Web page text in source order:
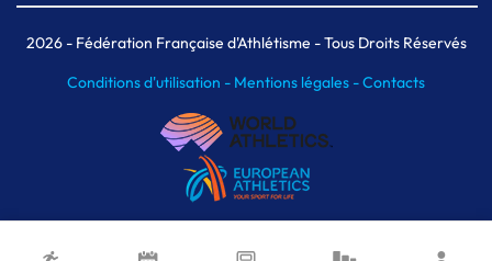
Meeting de Paris indoor
MAIF Ekiden de Paris
2026- Fédération Française d'Athlétisme - Tous Droits Réservés
Conditions d'utilisation - Mentions légales -Contacts